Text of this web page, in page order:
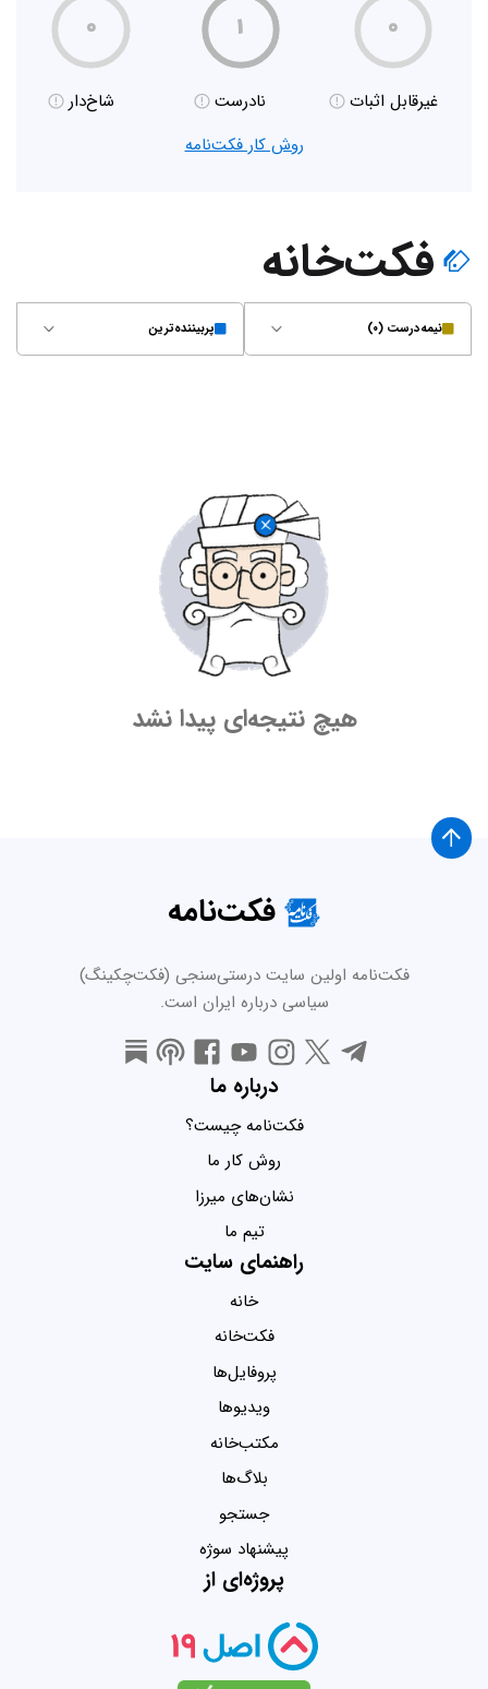
۰
غیر‌قابل اثبات
۱
نادرست
۰
شاخ‌دار
روش کار فکت‌نامه
فکت‌خانه
نیمه‌درست (۰) پربیننده‌ترین
هیچ نتیجه‌ای پیدا نشد
فکت‌نامه
فکت‌نامه اولین سایت درستی‌سنجی (فکت‌چکینگ)
سیاسی درباره ایران است.
درباره ما
فکت‌نامه چیست؟
روش کار ما
نشان‌های میرزا
تیم ما
راهنمای سایت
خانه
فکت‌خانه
پروفایل‌ها
ویدیو‌ها
مکتب‌خانه
بلاگ‌ها
جستجو
پیشنهاد سوژه
پروژه‌ای از